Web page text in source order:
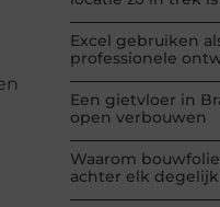
Excel gebruiken
professionele
Een gietvloer in
open verbouwen
Waarom
achter elk